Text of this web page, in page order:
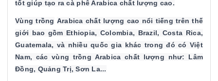
tốt giúp tạo ra cà phê Arabica chất lượng cao.
Vùng trồng Arabica chất lượng cao nổi tiếng trên thế
giới bao gồm Ethiopia, Colombia, Brazil, Costa Rica,
Guatemala, và nhiều quốc gia khác trong đó có Việt
Nam, các vùng trồng Arabica chất lượng như: Lâm
Đồng, Quảng Trị, Sơn La...